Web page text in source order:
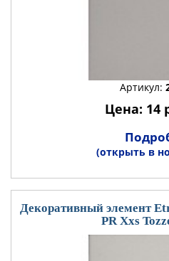
Артикул:
Цена: 14
(открыть в
Декоративный элемент
PR Xxs